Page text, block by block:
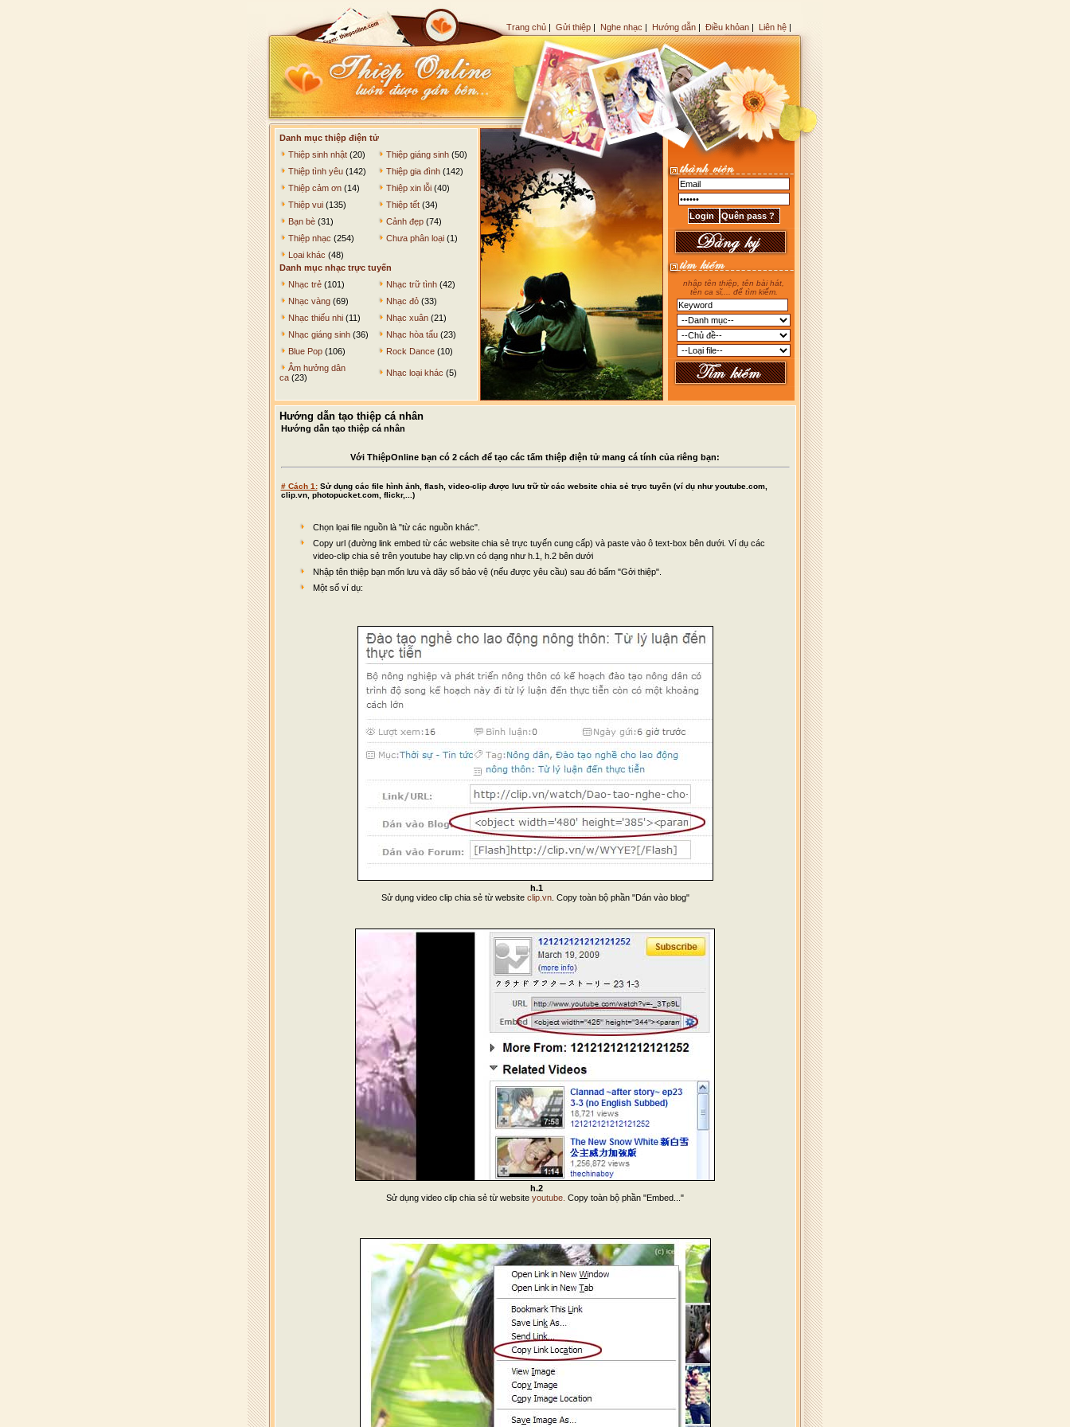
Trang chủ | Gửi thiệp | Nghe nhạc | Hướng dẫn | Điều khỏan | Liên hệ |
Danh mục thiệp điện tử
Thiệp sinh nhật (20) Thiệp giáng sinh (50)
Thiệp tình yêu (142) Thiệp gia đình (142)
Thiệp cảm ơn (14) Thiệp xin lỗi (40)
Thiệp vui (135) Thiệp tết (34)
Bạn bè (31) Cảnh đẹp (74)
Thiệp nhạc (254) Chưa phân loại (1)
Lọai khác (48)
Danh mục nhạc trực tuyến
Nhạc trẻ (101) Nhạc trữ tình (42)
Nhạc vàng (69) Nhạc đỏ (33)
Nhạc thiếu nhi (11) Nhạc xuân (21)
Nhạc giáng sinh (36) Nhạc hòa tấu (23)
Blue Pop (106) Rock Dance (10)
Âm hưởng dân
ca (23) Nhạc loại khác (5)
nhập tên thiệp, tên bài hát,
tên ca sĩ,... để tìm kiếm.
Hướng dẫn tạo thiệp cá nhân
Hướng dẫn tạo thiệp cá nhân
Với ThiệpOnline bạn có 2 cách để tạo các tấm thiệp điện tử mang cá tính của riêng bạn:
# Cách 1:Sử dụng các file hình ảnh, flash, video-clip được lưu trữ từ các website chia sẻ trực tuyến (ví dụ như youtube.com,
clip.vn, photopucket.com, flickr,...)
Chọn lọai file nguồn là "từ các nguồn khác".
Copy url (đường link embed từ các website chia sẻ trực tuyến cung cấp) và paste vào ô text-box bên dưới. Ví dụ các
video-clip chia sẻ trên youtube hay clip.vn có dạng như h.1, h.2 bên dưới
Nhập tên thiệp bạn mốn lưu và dãy số bảo vệ (nếu được yêu cầu) sau đó bấm "Gởi thiệp".
Một số ví dụ:
h.1
Sử dụng video clip chia sẻ từ website clip.vn. Copy toàn bộ phần "Dán vào blog"
h.2
Sử dụng video clip chia sẻ từ website youtube. Copy toàn bộ phần "Embed..."